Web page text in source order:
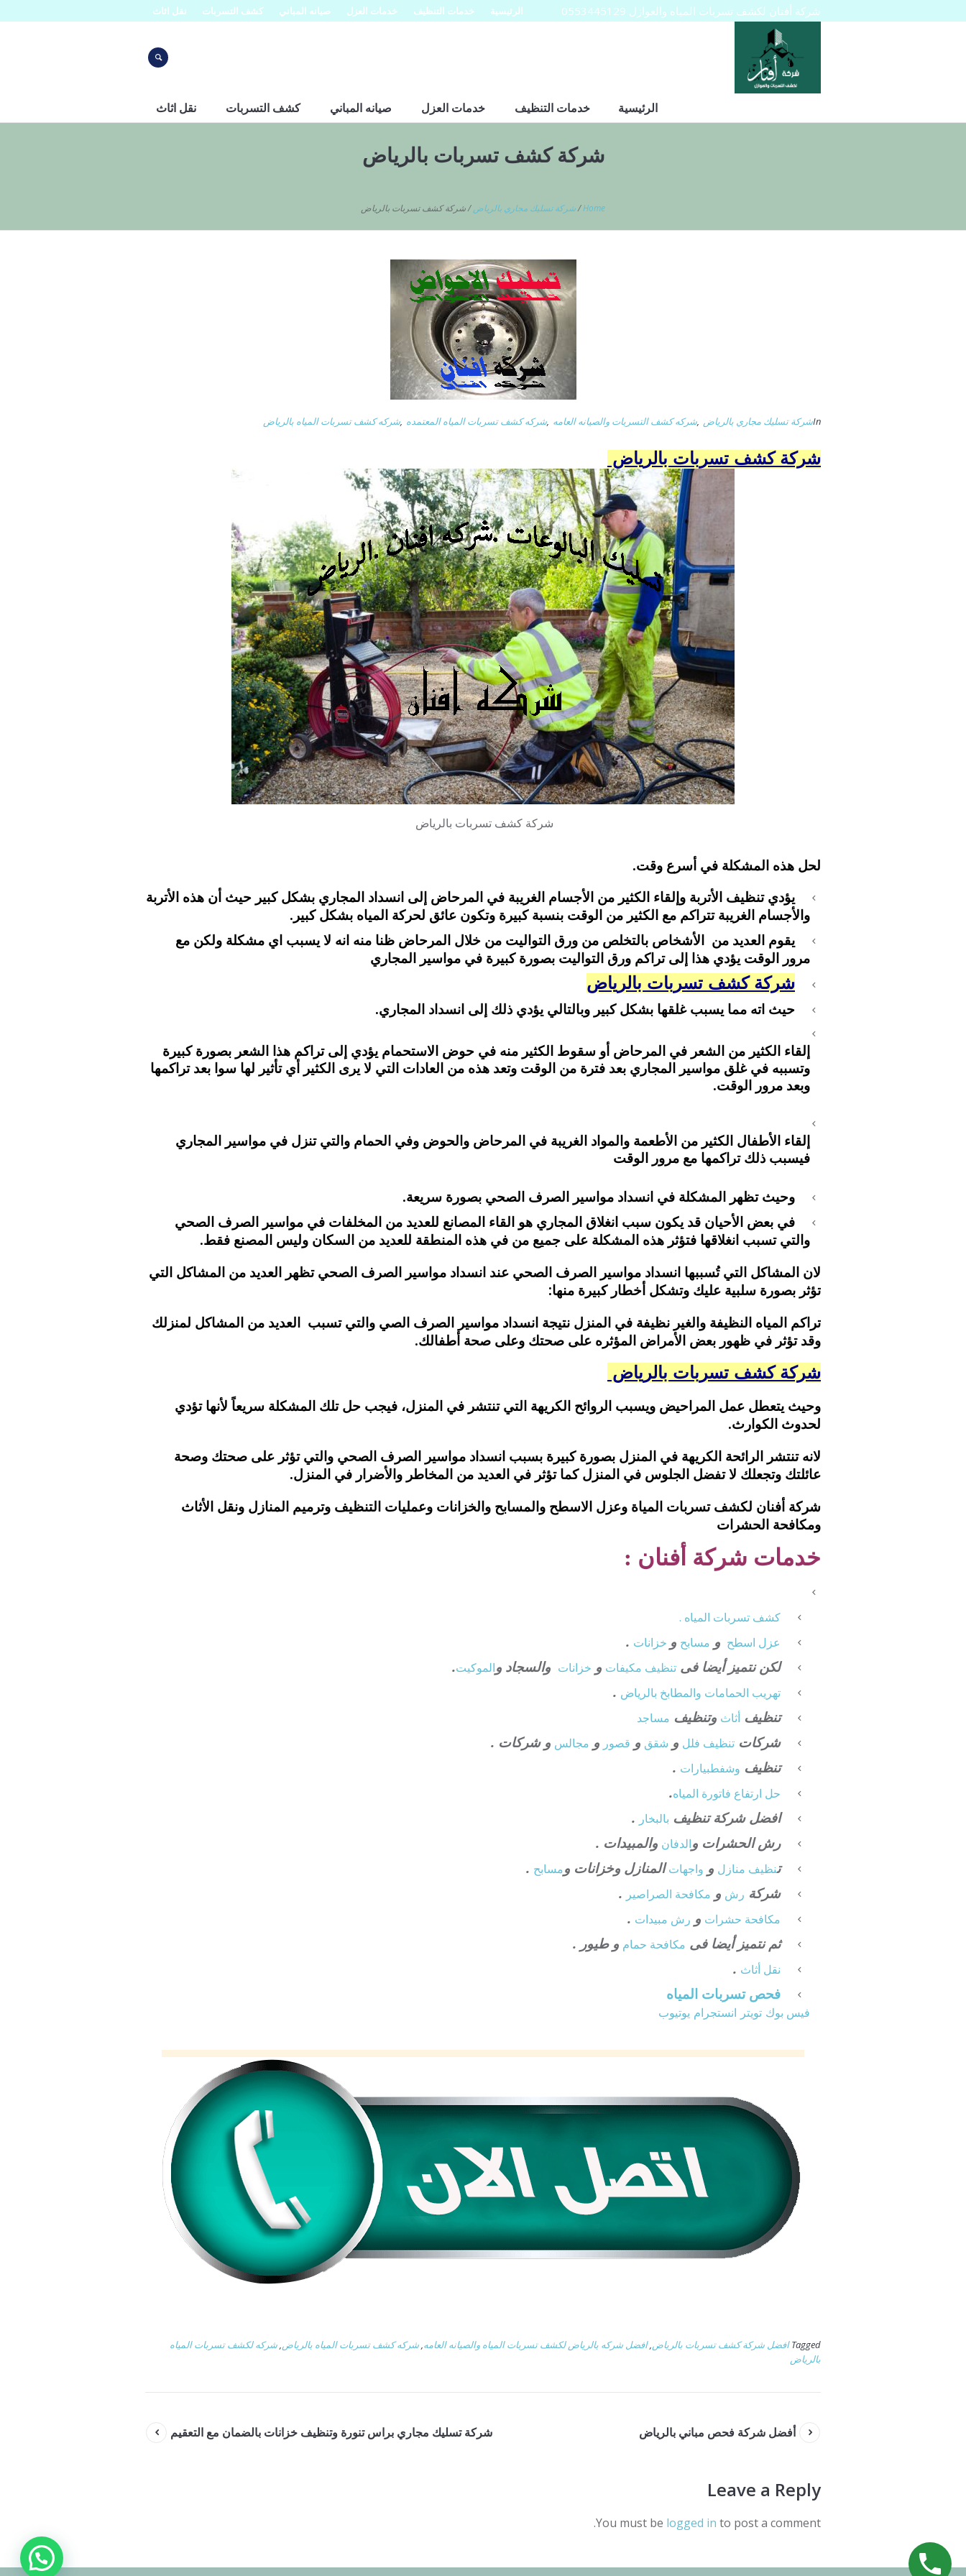
الرئيسية خدمات التنظيف خدمات العزل صيانه المباني كشف التسربات نقل اثاث شركة أفنان لكشف تسربات المياه والعوازل 0553445129
الرئيسية خدمات التنظيف خدمات العزل صيانه المباني كشف التسربات نقل اثاث
شركة كشف تسربات بالرياض
Home
/شركة تسليك مجاري بالرياض /شركة كشف تسربات بالرياض
Inشركة تسليك مجاري بالرياض ,شركه كشف التسربات والصيانه العامه ,شركه كشف تسربات المياه المعتمده ,شركه كشف تسربات المياه بالرياض
شركة كشف تسربات بالرياض
شركة كشف تسربات بالرياض
لحل هذه المشكلة في أسرع وقت.
يؤدي تنظيف الأتربة وإلقاء الكثير من الأجسام الغريبة في المرحاض إلى انسداد المجاري بشكل كبير حيث أن هذه الأتربة
والأجسام الغريبة تتراكم مع الكثير من الوقت بنسبة كبيرة وتكون عائق لحركة المياه بشكل كبير.
يقوم العديد من الأشخاص بالتخلص من ورق التواليت من خلال المرحاض ظنا منه انه لا يسبب اي مشكلة ولكن مع
مرور الوقت يؤدي هذا إلى تراكم ورق التواليت بصورة كبيرة في مواسير المجاري
شركة كشف تسربات بالرياض
حيث اته مما يسبب غلقها بشكل كبير وبالتالي يؤدي ذلك إلى انسداد المجاري.
إلقاء الكثير من الشعر في المرحاض أو سقوط الكثير منه في حوض الاستحمام يؤدي إلى تراكم هذا الشعر بصورة كبيرة
وتسببه في غلق مواسير المجاري بعد فترة من الوقت وتعد هذه من العادات التي لا يرى الكثير أي تأثير لها سوا بعد تراكمها
وبعد مرور الوقت.
إلقاء الأطفال الكثير من الأطعمة والمواد الغريبة في المرحاض والحوض وفي الحمام والتي تنزل في مواسير المجاري
فيسبب ذلك تراكمها مع مرور الوقت
وحيث تظهر المشكلة في انسداد مواسير الصرف الصحي بصورة سريعة.
في بعض الأحيان قد يكون سبب انغلاق المجاري هو القاء المصانع للعديد من المخلفات في مواسير الصرف الصحي
والتي تسبب انغلاقها فتؤثر هذه المشكلة على جميع من في هذه المنطقة للعديد من السكان وليس المصنع فقط.
لان المشاكل التي تُسببها انسداد مواسير الصرف الصحي عند انسداد مواسير الصرف الصحي تظهر العديد من المشاكل التي
تؤثر بصورة سلبية عليك وتشكل أخطار كبيرة منها:
تراكم المياه النظيفة والغير نظيفة في المنزل نتيجة انسداد مواسير الصرف الصي والتي تسبب العديد من المشاكل لمنزلك
وقد تؤثر في ظهور بعض الأمراض المؤثره على صحتك وعلى صحة أطفالك.
شركة كشف تسربات بالرياض
وحيث يتعطل عمل المراحيض ويسبب الروائح الكريهة التي تنتشر في المنزل، فيجب حل تلك المشكلة سريعاً لأنها تؤدي
لحدوث الكوارث.
لانه تنتشر الرائحة الكريهة في المنزل بصورة كبيرة بسبب انسداد مواسير الصرف الصحي والتي تؤثر على صحتك وصحة
عائلتك وتجعلك لا تفضل الجلوس في المنزل كما تؤثر في العديد من المخاطر والأضرار في المنزل.
شركة أفنان لكشف تسربات المياة وعزل الاسطح والمسابح والخزانات وعمليات التنظيف وترميم المنازل ونقل الأثاث
ومكافحة الحشرات
خدمات شركة أفنان :
كشف تسربات المياه .
عزل اسطح و مسابح و خزانات .
لكن نتميز أيضا فى تنظيف مكيفات و خزانات والسجاد والموكيت.
تهريب الحمامات والمطابخ بالرياض .
تنظيف أثاث وتنظيف مساجد
شركات تنظيف فلل و شقق و قصور و مجالس و شركات .
تنظيف وشفطبيارات .
حل ارتفاع فاتورة المياه.
افضل شركة تنظيف بالبخار .
رش الحشرات والدفان والمبيدات .
تنظيف منازل و واجهاتالمنازل وخزانات ومسابح .
شركة رش و مكافحة الصراصير .
مكافحة حشرات و رش مبيدات .
ثم نتميز أيضا فى مكافحة حمام و طيور .
نقل أثاث .
فحص تسربات المياه
فيس بوك تويتر انستجرام يوتيوب
Tagged افضل شركة كشف تسربات بالرياض,افضل شركه بالرياض لكشف تسربات المياه والصيانه العامه,شركه كشف تسربات المياه بالرياض,شركه لكشف تسربات المياه
بالرياض
شركة تسليك مجاري براس تنورة وتنظيف خزانات بالضمان مع التعقيم أفضل شركة فحص مباني بالرياض
Leave a Reply
You must be logged in to post a comment.